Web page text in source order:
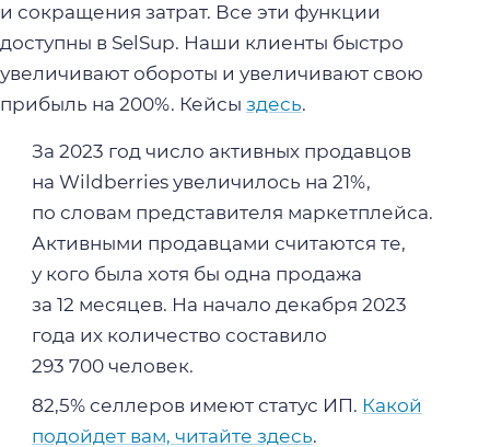
и сокращения затрат. Все эти функции
доступны в SelSup. Наши клиенты быстро
увеличивают обороты и увеличивают свою
прибыль на 200%. Кейсы здесь.
За 2023 год число активных продавцов
на Wildberries увеличилось на 21%,
по словам представителя маркетплейса.
Активными продавцами считаются те,
у кого была хотя бы одна продажа
за 12 месяцев. На начало декабря 2023
года их количество составило
293 700 человек.
82,5% селлеров имеют статус ИП. Какой
подойдет вам, читайте здесь.